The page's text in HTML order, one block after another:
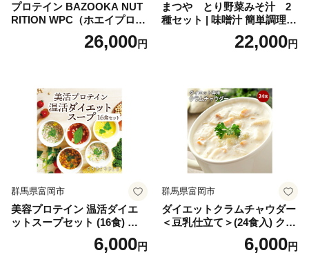
プロテイン BAZOOKA NUT
RITION WPC（ホエイプロテ
イン）＜プレーン＞ 900g｜
バズーカ岡田監修・植物由来
ロン [AIEN005]
26,000円
まつや とり野菜みそ汁 2
種セット | 味噌汁 簡単調理
お味噌 おみそ みそ とり野菜
時短料理 時短ごはん ご当地
22,000円
群馬県富岡市
美容プロテイン 温活ダイエ
ットスープセット (16食) 小
分け スープ 食べ比べ セット
詰合せ クラムチャウダー チ
6,000円
群馬県富岡市
ダイエットクラムチャウダー
＜豆乳仕立て＞(24食入) クラ
ムチャウダー 豆乳 ダイエッ
ト スープ プロテイン たんぱ
6,000円